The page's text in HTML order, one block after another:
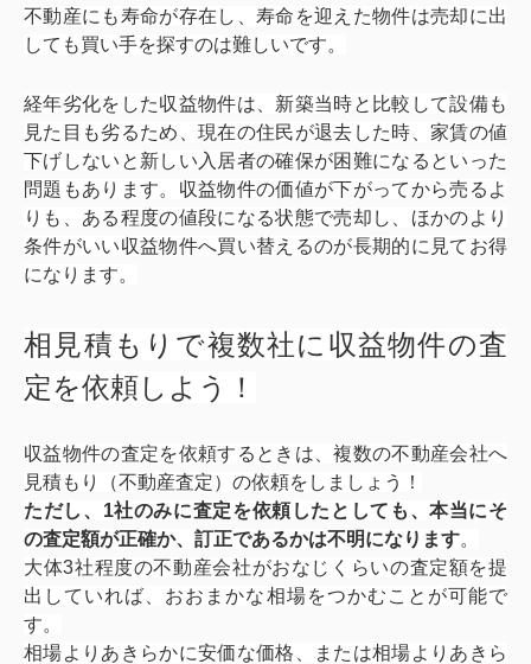
不動産にも寿命が存在し、寿命を迎えた物件は売却に出
しても買い手を探すのは難しいです。
経年劣化をした収益物件は、新築当時と比較して設備も
見た目も劣るため、現在の住民が退去した時、家賃の値
下げしないと新しい入居者の確保が困難になるといった
問題もあります。収益物件の価値が下がってから売るよ
りも、ある程度の値段になる状態で売却し、ほかのより
条件がいい収益物件へ買い替えるのが長期的に見てお得
になります。
相見積もりで複数社に収益物件の査
定を依頼しよう！
収益物件の査定を依頼するときは、複数の不動産会社へ
見積もり（不動産査定）の依頼をしましょう！
ただし、1社のみに査定を依頼したとしても、本当にそ
の査定額が正確か、訂正であるかは不明になります。
大体3社程度の不動産会社がおなじくらいの査定額を提
出していれば、おおまかな相場をつかむことが可能で
す。
相場よりあきらかに安価な価格、または相場よりあきら